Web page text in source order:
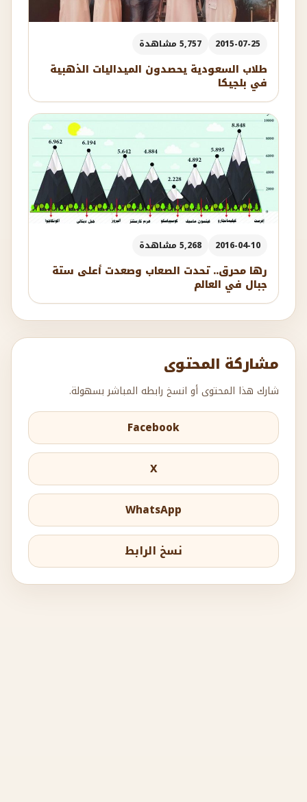
2015-07-25 5,757 مشاهدة
طلاب السعودية يحصدون الميداليات الذهبية
في بلجيكا
2016-04-10 5,268 مشاهدة
رها محرق.. تحدت الصعاب وصعدت أعلى ستة
جبال في العالم
مشاركة المحتوى
شارك هذا المحتوى أو انسخ رابطه المباشر بسهولة.
Facebook
X
WhatsApp
نسخ الرابط